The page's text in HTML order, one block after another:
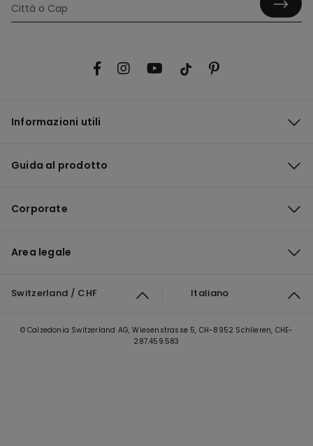
Informazioni utili
Guida al prodotto
Corporate
Area legale
Switzerland / CHF Italiano
© Calzedonia Switzerland AG, Wiesenstrasse 5, CH-8952 Schlieren, CHE-
287.459.583